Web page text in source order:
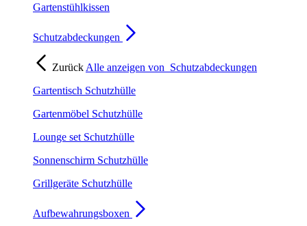
Gartenstühlkissen
Schutzabdeckungen
Zurück Alle anzeigen von Schutzabdeckungen
Gartentisch Schutzhülle
Gartenmöbel Schutzhülle
Lounge set Schutzhülle
Sonnenschirm Schutzhülle
Grillgeräte Schutzhülle
Aufbewahrungsboxen